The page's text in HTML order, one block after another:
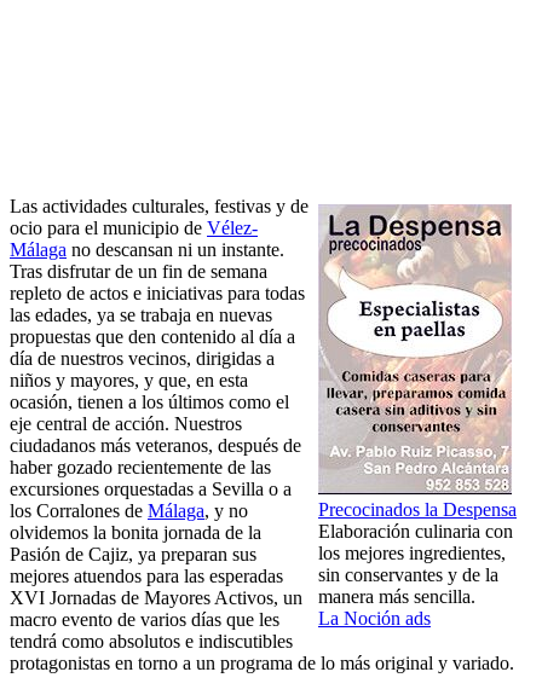
Precocinados la Despensa
Elaboración culinaria con
los mejores ingredientes,
sin conservantes y de la
manera más sencilla.
La Noción ads
Las actividades culturales, festivas y de
ocio para el municipio de Vélez-
Málaga no descansan ni un instante.
Tras disfrutar de un fin de semana
repleto de actos e iniciativas para todas
las edades, ya se trabaja en nuevas
propuestas que den contenido al día a
día de nuestros vecinos, dirigidas a
niños y mayores, y que, en esta
ocasión, tienen a los últimos como el
eje central de acción. Nuestros
ciudadanos más veteranos, después de
haber gozado recientemente de las
excursiones orquestadas a Sevilla o a
los Corralones de Málaga, y no
olvidemos la bonita jornada de la
Pasión de Cajiz, ya preparan sus
mejores atuendos para las esperadas
XVI Jornadas de Mayores Activos, un
macro evento de varios días que les
tendrá como absolutos e indiscutibles
protagonistas en torno a un programa de lo más original y variado.